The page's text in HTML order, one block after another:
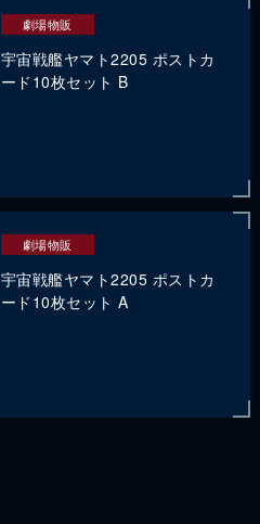
劇場物販
宇宙戦艦ヤマト2205 ポストカ
ード10枚セット B
劇場物販
宇宙戦艦ヤマト2205 ポストカ
ード10枚セット A